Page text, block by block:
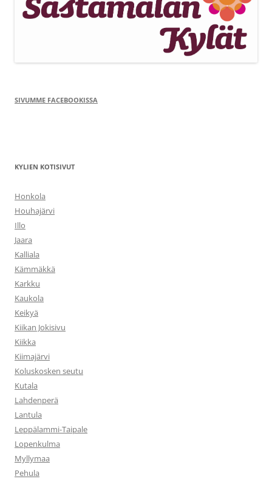
SIVUMME FACEBOOKISSA
KYLIEN KOTISIVUT
Honkola
Houhajärvi
Illo
Jaara
Kalliala
Kämmäkkä
Karkku
Kaukola
Keikyä
Kiikan Jokisivu
Kiikka
Kiimajärvi
Koluskosken seutu
Kutala
Lahdenperä
Lantula
Leppälammi-Taipale
Lopenkulma
Myllymaa
Pehula